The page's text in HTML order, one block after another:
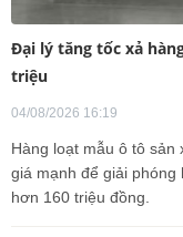
Đại lý tăng tốc xả
triệu
04/08/2026 16:19
Hàng loạt mẫu ô tô sản
giá mạnh để giải
hơn 160 triệu đồng.